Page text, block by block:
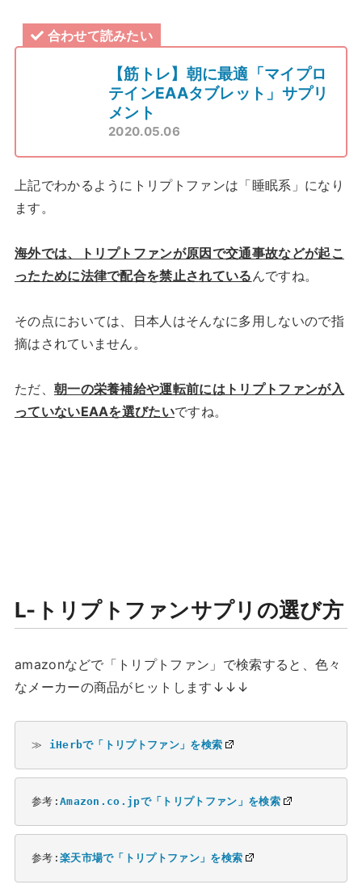
合わせて読みたい
【筋トレ】朝に最適「マイプロ
テインEAAタブレット」サプリ
メント
2020.05.06
上記でわかるようにトリプトファンは「睡眠系」になり
ます。
海外では、トリプトファンが原因で交通事故などが起こ
ったために法律で配合を禁止されているんですね。
その点においては、日本人はそんなに多用しないので指
摘はされていません。
ただ、 朝一の栄養補給や運転前にはトリプトファンが入
っていないEAAを選びたいですね。
L-トリプトファンサプリの選び方
amazonなどで「トリプトファン」で検索すると、色々
なメーカーの商品がヒットします↓↓↓
≫ iHerbで「トリプトファン」を検索
参考: Amazon.co.jpで「トリプトファン」を検索
参考: 楽天市場で「トリプトファン」を検索